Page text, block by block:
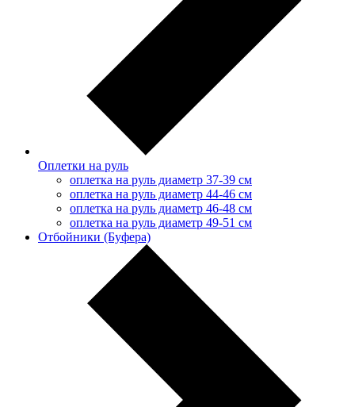
Оплетки на руль
оплетка на руль диаметр 37-39 см
оплетка на руль диаметр 44-46 см
оплетка на руль диаметр 46-48 см
оплетка на руль диаметр 49-51 см
Отбойники (Буфера)